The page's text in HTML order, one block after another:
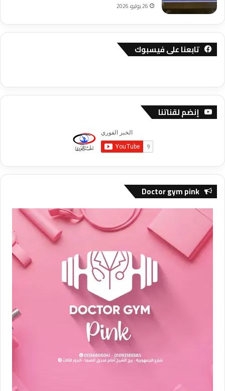
26 يوليو، 2026
تابعنا على فيسبوك
إنضم لقناتنا
Doctor gym pink